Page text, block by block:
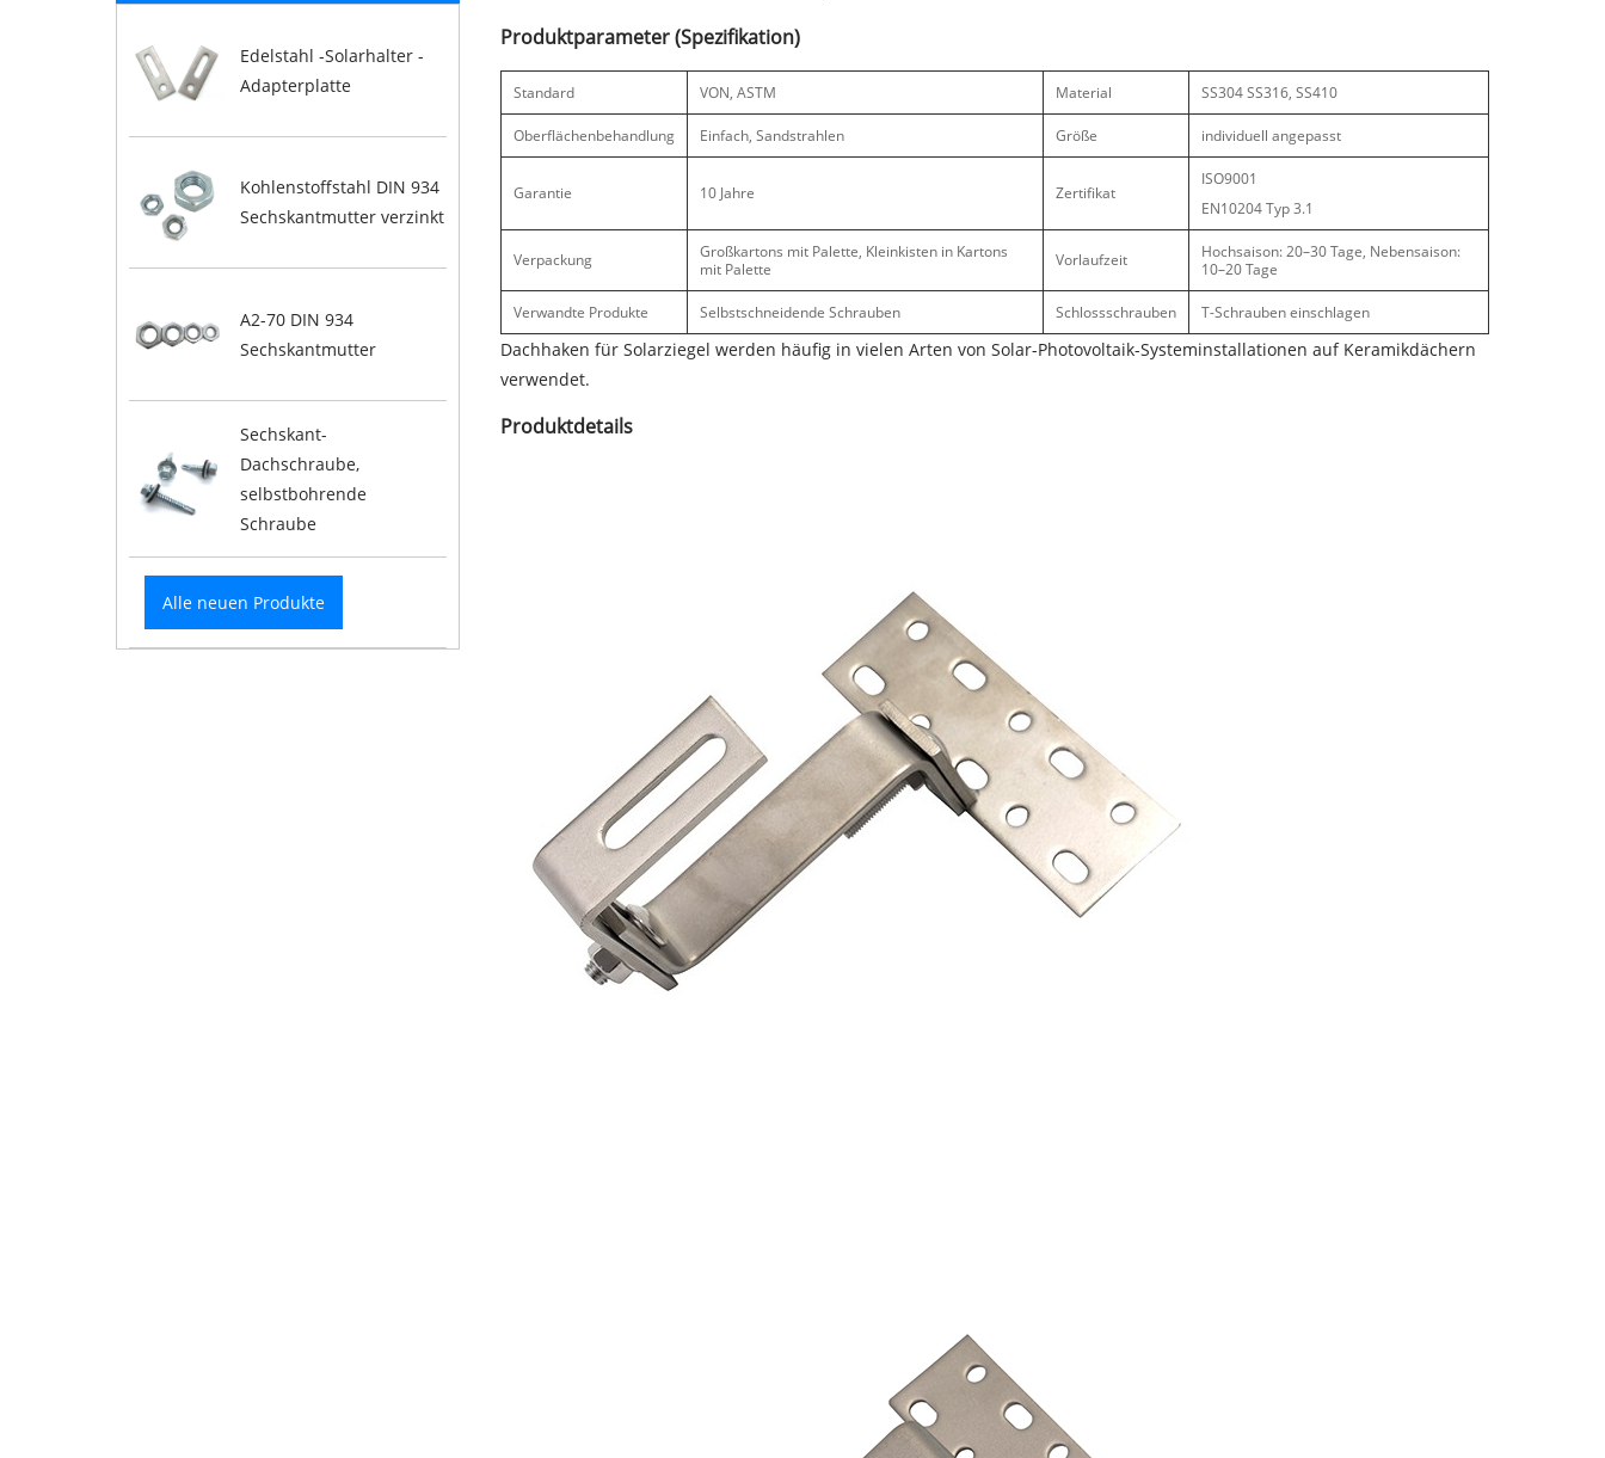
Edelstahl -Solarhalter -
Adapterplatte
Kohlenstoffstahl DIN 934
Sechskantmutter verzinkt
A2-70 DIN 934
Sechskantmutter
Sechskant-
Dachschraube,
selbstbohrende
Schraube
Alle neuen Produkte
Produktparameter (Spezifikation)
Standard VON, ASTM Material SS304 SS316, SS410
Oberflächenbehandlung Einfach, Sandstrahlen Größe individuell angepasst
Garantie 10 Jahre Zertifikat
ISO9001
EN10204 Typ 3.1
Verpackung
Großkartons mit Palette, Kleinkisten in Kartons
mit Palette
Vorlaufzeit
Hochsaison: 20–30 Tage, Nebensaison:
10–20 Tage
Verwandte Produkte Selbstschneidende Schrauben Schlossschrauben T-Schrauben einschlagen
Dachhaken für Solarziegel werden häufig in vielen Arten von Solar-Photovoltaik-Systeminstallationen auf Keramikdächern
verwendet.
Produktdetails